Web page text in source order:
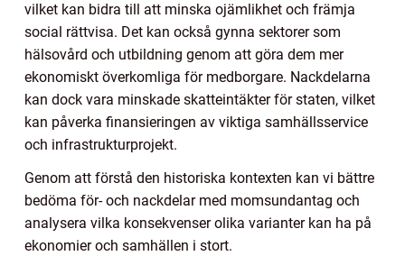
vilket kan bidra till att minska ojämlikhet och främja
social rättvisa. Det kan också gynna sektorer som
hälsovård och utbildning genom att göra dem mer
ekonomiskt överkomliga för medborgare. Nackdelarna
kan dock vara minskade skatteintäkter för staten, vilket
kan påverka finansieringen av viktiga samhällsservice
och infrastrukturprojekt.
Genom att förstå den historiska kontexten kan vi bättre
bedöma för- och nackdelar med momsundantag och
analysera vilka konsekvenser olika varianter kan ha på
ekonomier och samhällen i stort.